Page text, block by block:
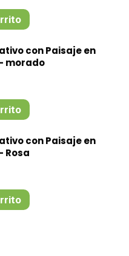
con Paisaje en
morado
con Paisaje en
Rosa